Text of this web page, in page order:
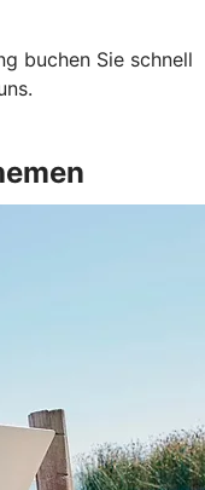
buchen Sie schnell